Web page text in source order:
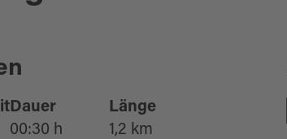
Dauer
00:30 h
Länge
1,2 km